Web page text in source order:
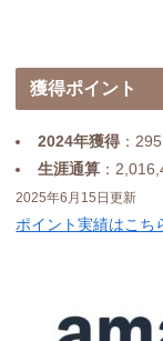
獲得ポイント
2024年獲得：
生涯通算：
2025年6月15日更新
ポイント実績はこち